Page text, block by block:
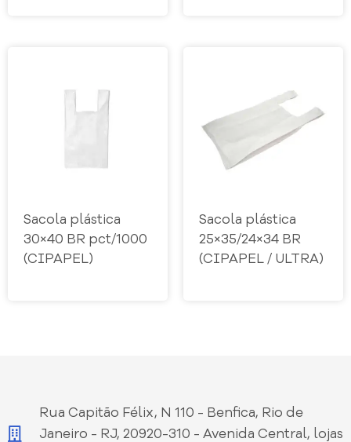
Sacola plástica
30×40 BR pct/1000
(CIPAPEL)
Sacola plástica
25×35/24×34 BR
(CIPAPEL / ULTRA)
Rua Capitão Félix, N 110 - Benfica, Rio de
Janeiro - RJ, 20920-310 - Avenida Central, lojas